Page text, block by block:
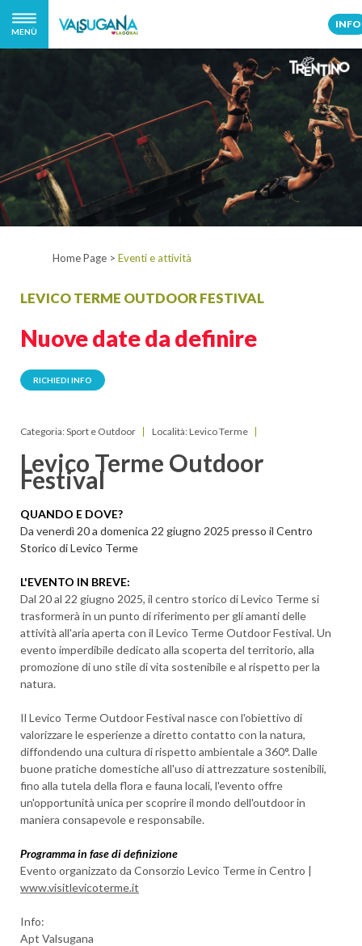
MENÙ
INFO
Home Page > Eventi e attività
LEVICO TERME OUTDOOR FESTIVAL
Nuove date da definire
RICHIEDI INFO
Categoria: Sport e Outdoor Località: Levico Terme
Levico Terme Outdoor
Festival
QUANDO E DOVE?
Da venerdì 20 a domenica 22 giugno 2025 presso il Centro
Storico di Levico Terme
L'EVENTO IN BREVE:
Dal 20 al 22 giugno 2025, il centro storico di Levico Terme si
trasformerà in un punto di riferimento per gli amanti delle
attività all'aria aperta con il Levico Terme Outdoor Festival. Un
evento imperdibile dedicato alla scoperta del territorio, alla
promozione di uno stile di vita sostenibile e al rispetto per la
natura.
Il Levico Terme Outdoor Festival nasce con l'obiettivo di
valorizzare le esperienze a diretto contatto con la natura,
diffondendo una cultura di rispetto ambientale a 360°. Dalle
buone pratiche domestiche all'uso di attrezzature sostenibili,
fino alla tutela della flora e fauna locali, l'evento offre
un'opportunità unica per scoprire il mondo dell'outdoor in
maniera consapevole e responsabile.
Programma in fase di definizione
Evento organizzato da Consorzio Levico Terme in Centro |
www.visitlevicoterme.it
Info:
Apt Valsugana